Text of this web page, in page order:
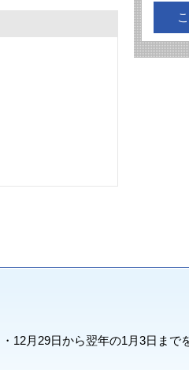
12月29日から翌年の1月3日まで